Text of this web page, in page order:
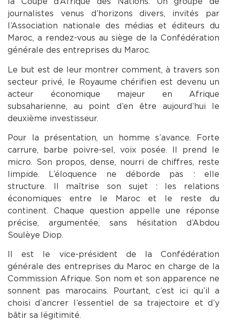
journalistes venus d’horizons divers, invités par
l’Association nationale des médias et éditeurs du
Maroc, a rendez-vous au siège de la Confédération
générale des entreprises du Maroc.
Le but est de leur montrer comment, à travers son
secteur privé, le Royaume chérifien est devenu un
acteur économique majeur en Afrique
subsaharienne, au point d’en être aujourd’hui le
deuxième investisseur.
Pour la présentation, un homme s’avance. Forte
carrure, barbe poivre-sel, voix posée. Il prend le
micro. Son propos, dense, nourri de chiffres, reste
limpide. L’éloquence ne déborde pas : elle
structure. Il maîtrise son sujet : les relations
économiques entre le Maroc et le reste du
continent. Chaque question appelle une réponse
précise, argumentée, sans hésitation d’Abdou
Soulèye Diop.
Il est le vice-président de la Confédération
générale des entreprises du Maroc en charge de la
Commission Afrique. Son nom et son apparence ne
sonnent pas marocains. Pourtant, c’est ici qu’il a
choisi d’ancrer l’essentiel de sa trajectoire et d’y
bâtir sa légitimité.